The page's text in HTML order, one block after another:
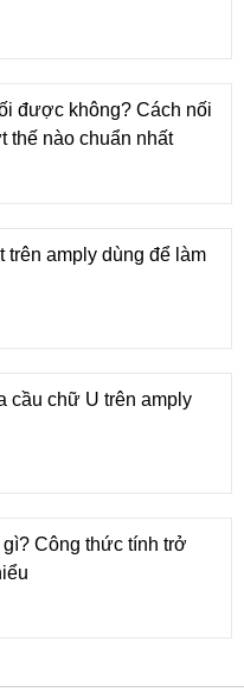
được không? Cách nối
thế nào chuẩn nhất
trên amply dùng để làm
cầu chữ U trên amply
Công thức tính trở